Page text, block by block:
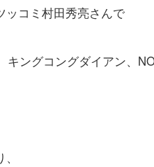
ッコミ村田秀亮さんで
キングコングダイアン、